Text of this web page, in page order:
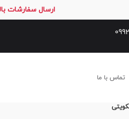
ارسال سفارشات بالای 3 میلیون و 990 هزار تومان
تماس با ما